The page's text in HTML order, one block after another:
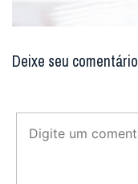
Deixe seu comentário